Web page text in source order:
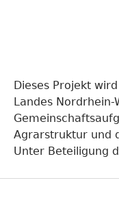
Dieses Projekt
Landes
Agrarstruktur und
Unter Beteiligung